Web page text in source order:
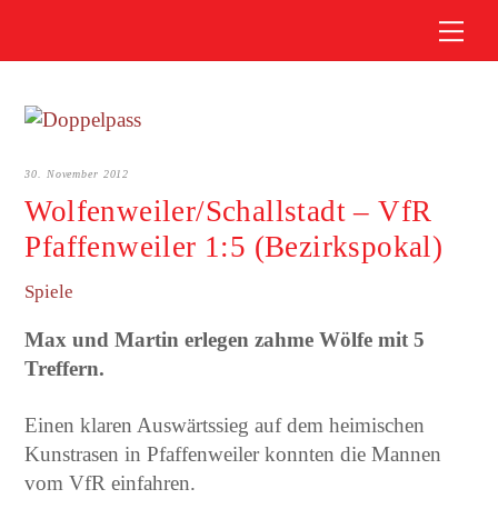
30. November 2012
Wolfenweiler/Schallstadt – VfR
Pfaffenweiler 1:5 (Bezirkspokal)
Spiele
Max und Martin erlegen zahme Wölfe mit 5
Treffern.
Einen klaren Auswärtssieg auf dem heimischen
Kunstrasen in Pfaffenweiler konnten die Mannen
vom VfR einfahren.